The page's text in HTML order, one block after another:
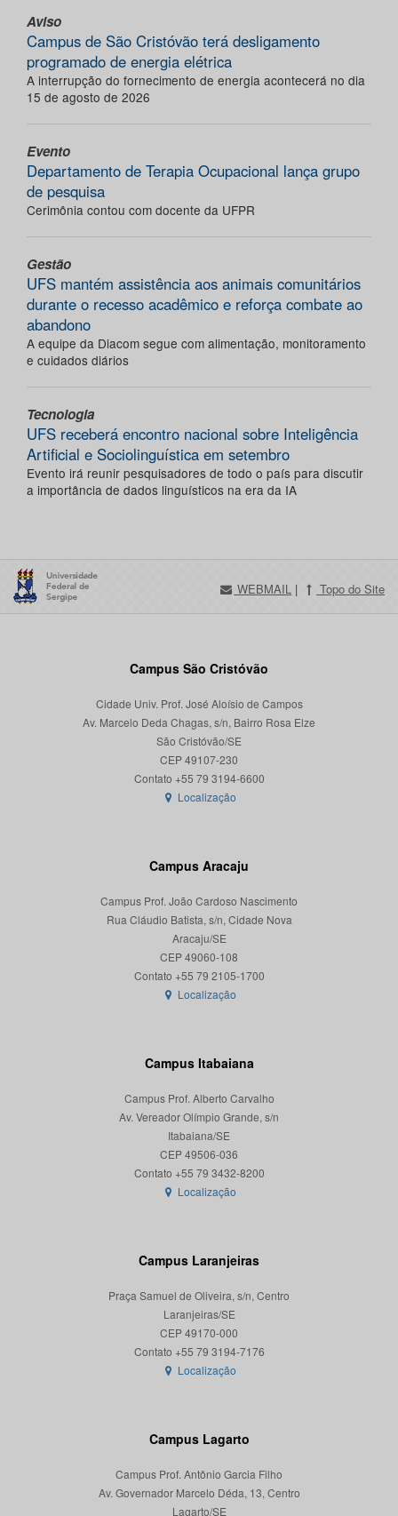
Aviso
Campus de São Cristóvão terá desligamento
programado de energia elétrica
A interrupção do fornecimento de energia acontecerá no dia
15 de agosto de 2026
Evento
Departamento de Terapia Ocupacional lança grupo
de pesquisa
Cerimônia contou com docente da UFPR
Gestão
UFS mantém assistência aos animais comunitários
durante o recesso acadêmico e reforça combate ao
abandono
A equipe da Diacom segue com alimentação, monitoramento
e cuidados diários
Tecnologia
UFS receberá encontro nacional sobre Inteligência
Artificial e Sociolinguística em setembro
Evento irá reunir pesquisadores de todo o país para discutir
a importância de dados linguísticos na era da IA
WEBMAIL | Topo do Site
Campus São Cristóvão
Cidade Univ. Prof. José Aloísio de Campos
Av. Marcelo Deda Chagas, s/n, Bairro Rosa Elze
São Cristóvão/SE
CEP 49107-230
Localização
Campus Aracaju
Campus Prof. João Cardoso Nascimento
Rua Cláudio Batista, s/n, Cidade Nova
Aracaju/SE
CEP 49060-108
Localização
Campus Itabaiana
Campus Prof. Alberto Carvalho
Av. Vereador Olímpio Grande, s/n
Itabaiana/SE
CEP 49506-036
Localização
Campus Laranjeiras
Praça Samuel de Oliveira, s/n, Centro
Laranjeiras/SE
CEP 49170-000
Localização
Campus Lagarto
Campus Prof. Antônio Garcia Filho
Av. Governador Marcelo Déda, 13, Centro
Lagarto/SE